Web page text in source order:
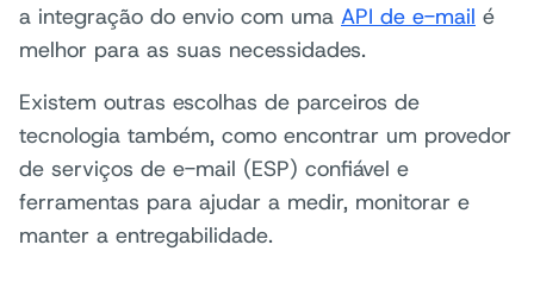
a integração do envio com uma API de e-mail é
melhor para as suas necessidades.
Existem outras escolhas de parceiros de
tecnologia também, como encontrar um provedor
de serviços de e-mail (ESP) confiável e
ferramentas para ajudar a medir, monitorar e
manter a entregabilidade.